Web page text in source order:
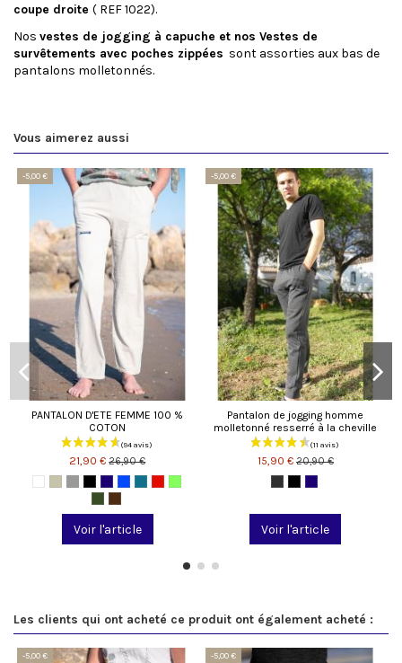
coupe droite ( REF 1022).
Nos vestes de jogging à capuche et nos Vestes de
survêtements avec poches zippées sont assorties aux bas de
pantalons molletonnés.
Vous aimerez aussi
-5,00 €
PANTALON D'ETE FEMME 100 %
COTON
21,90 €26,90 €
Voir l'article
-5,00 €
Pantalon de jogging homme
molletonné resserré à la cheville
15,90 € 20,90 €
Voir l'article
Les clients qui ont acheté ce produit ont également acheté :
-5,00 € -5,00 €